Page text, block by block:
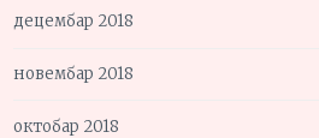
децембар 2018
новембар 2018
октобар 2018